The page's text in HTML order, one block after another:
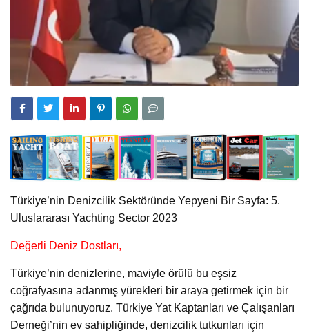
Türkiye’nin Denizcilik Sektöründe Yepyeni Bir Sayfa: 5.
Uluslararası Yachting Sector 2023
Değerli Deniz Dostları,
Türkiye’nin denizlerine, maviyle örülü bu eşsiz
coğrafyasına adanmış yürekleri bir araya getirmek için bir
çağrıda bulunuyoruz. Türkiye Yat Kaptanları ve Çalışanları
Derneği’nin ev sahipliğinde, denizcilik tutkunları için